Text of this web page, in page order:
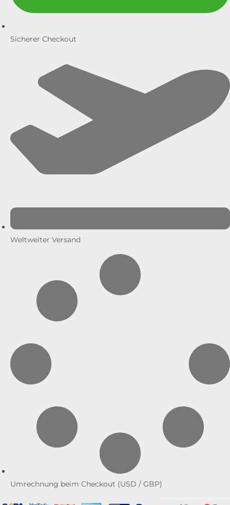
Sicherer Checkout
Weltweiter Versand
Umrechnung beim Checkout (USD / GBP)